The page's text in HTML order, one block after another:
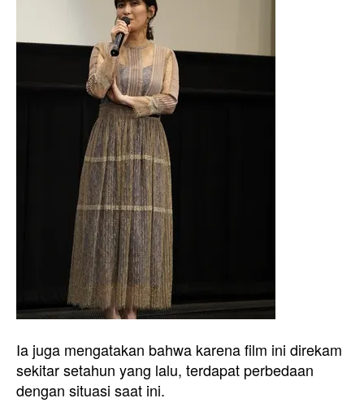
Ia juga mengatakan bahwa karena film ini direkam
sekitar setahun yang lalu, terdapat perbedaan
dengan situasi saat ini.